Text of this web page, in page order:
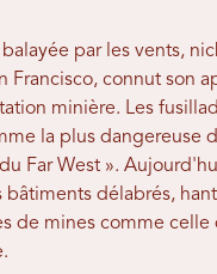
par les vents,
Francisco, connut son
minière. Les
la plus dangereuse
Far West ».
bâtiments délabrés,
de mines comme